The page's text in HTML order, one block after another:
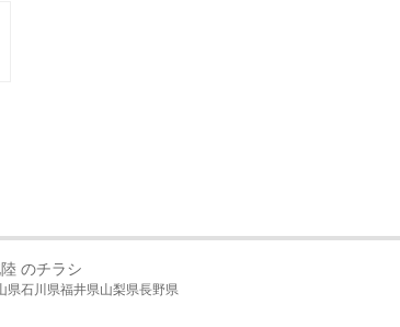
のチラシ
県石川県福井県山梨県長野県